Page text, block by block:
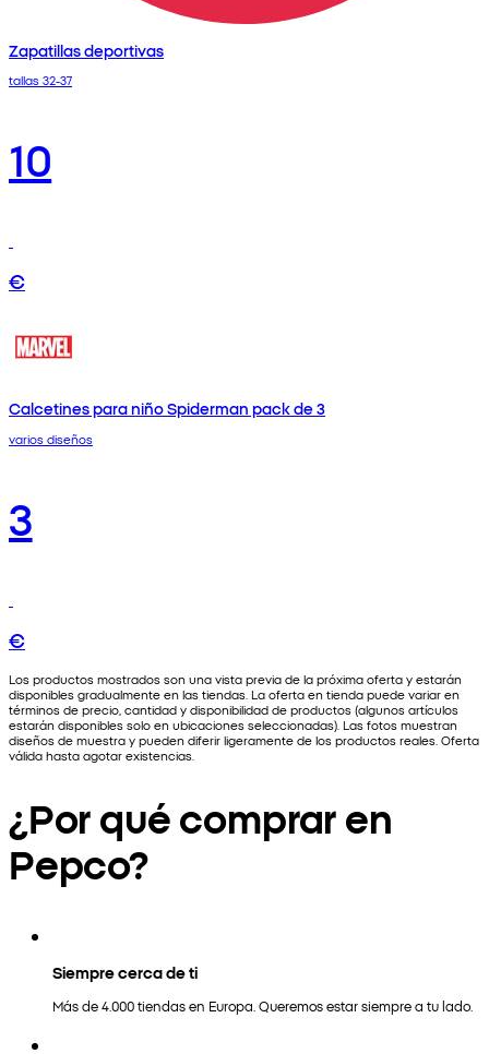
Zapatillas deportivas
tallas 32-37
10
€
Calcetines para niño Spiderman pack de 3
varios diseños
3
€
Los productos mostrados son una vista previa de la próxima oferta y estarán
disponibles gradualmente en las tiendas. La oferta en tienda puede variar en
términos de precio, cantidad y disponibilidad de productos (algunos artículos
estarán disponibles solo en ubicaciones seleccionadas). Las fotos muestran
diseños de muestra y pueden diferir ligeramente de los productos reales. Oferta
válida hasta agotar existencias.
¿Por qué comprar en
Pepco?
Siempre cerca de ti
Más de 4.000 tiendas en Europa. Queremos estar siempre a tu lado.